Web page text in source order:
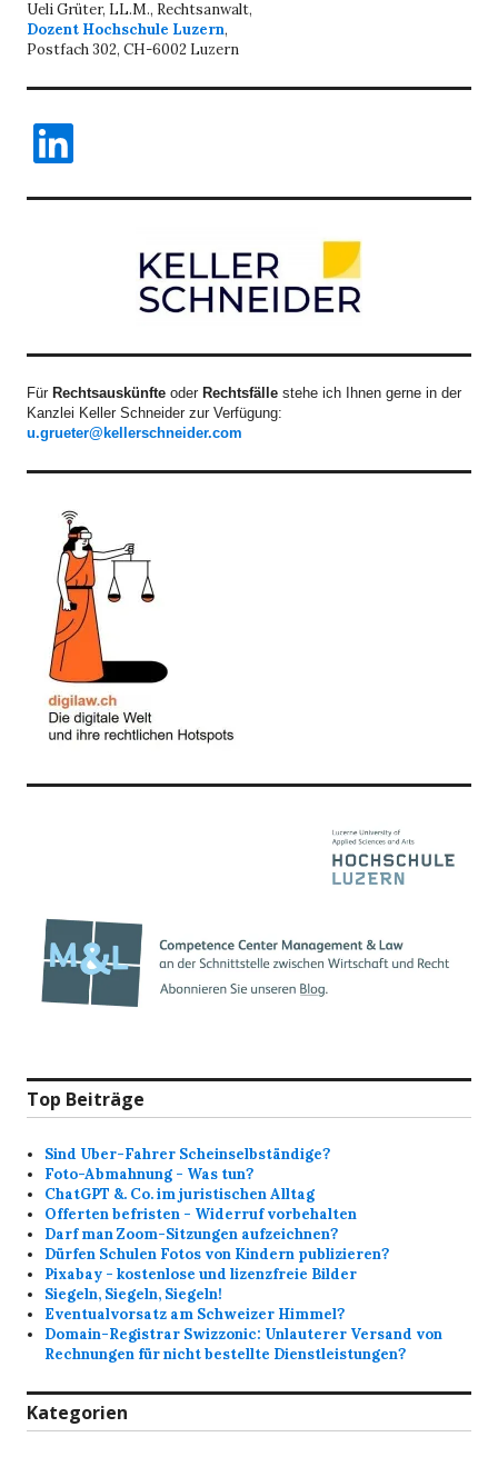
Ueli Grüter, LL.M., Rechtsanwalt,
Dozent Hochschule Luzern,
Postfach 302, CH-6002 Luzern
LinkedIn
Für Rechtsauskünfte oder Rechtsfälle stehe ich Ihnen gerne in der
Kanzlei Keller Schneider zur Verfügung:
u.grueter@kellerschneider.com
Top Beiträge
Sind Uber-Fahrer Scheinselbständige?
Foto-Abmahnung - Was tun?
ChatGPT &. Co. im juristischen Alltag
Offerten befristen - Widerruf vorbehalten
Darf man Zoom-Sitzungen aufzeichnen?
Dürfen Schulen Fotos von Kindern publizieren?
Pixabay - kostenlose und lizenzfreie Bilder
Siegeln, Siegeln, Siegeln!
Eventualvorsatz am Schweizer Himmel?
Domain-Registrar Swizzonic: Unlauterer Versand von
Rechnungen für nicht bestellte Dienstleistungen?
Kategorien